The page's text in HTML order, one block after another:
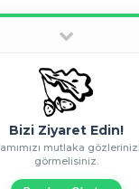
Çocuk Evi. Tüm
Aydınlatma Metni
Bizi Ziyaret Edin!
mutlaka
görmelisiniz.
renk, çizim dili
olarak